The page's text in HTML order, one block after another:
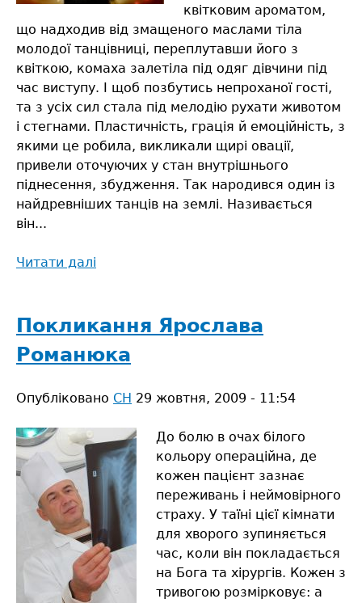
квітковим ароматом,
що надходив від змащеного маслами тіла
молодої танцівниці, переплутавши його з
квіткою, комаха залетіла під одяг дівчини під
час виступу. І щоб позбутись непроханої гості,
та з усіх сил стала під мелодію рухати животом
і стегнами. Пластичність, грація й емоційність, з
якими це робила, викликали щирі овації,
привели оточуючих у стан внутрішнього
піднесення, збудження. Так народився один із
найдревніших танців на землі. Називається
він...
Читати далі
серця
чоловіка
лежить
танець
Покликання Ярослава
Романюка
Опубліковано СН 29 жовтня, 2009 - 11:54
До болю в очах білого
кольору операційна, де
кожен пацієнт зазнає
переживань і неймовірного
страху. У таїні цієї кімнати
для хворого зупиняється
час, коли він покладається
на Бога та хірургів. Кожен з
тривогою розмірковує: а